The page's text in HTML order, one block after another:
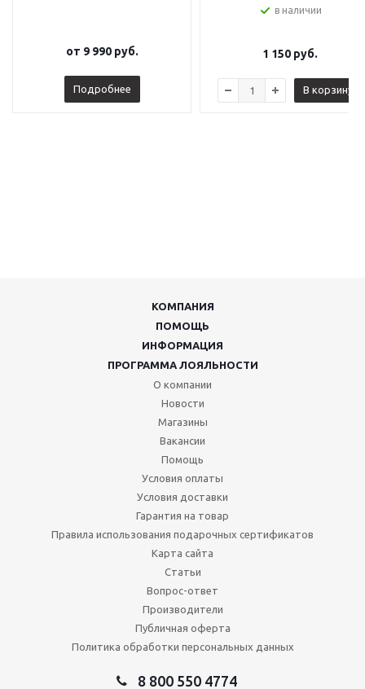
от 9 990 руб.
Подробнее
в наличии
1 150руб.
В корзину
КОМПАНИЯ
ПОМОЩЬ
ИНФОРМАЦИЯ
ПРОГРАММА ЛОЯЛЬНОСТИ
О компании
Новости
Магазины
Вакансии
Помощь
Условия оплаты
Условия доставки
Гарантия на товар
Правила использования подарочных сертификатов
Карта сайта
Статьи
Вопрос-ответ
Производители
Публичная оферта
Политика обработки персональных данных
8 800 550 4774